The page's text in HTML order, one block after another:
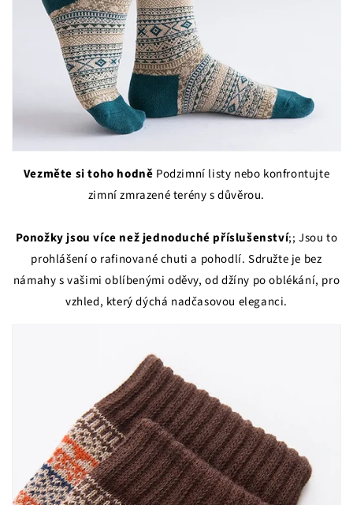
Vezměte si toho hodně Podzimní listy nebo konfrontujte
zimní zmrazené terény s důvěrou.
Ponožky jsou více než jednoduché příslušenství;; Jsou to
prohlášení o rafinované chuti a pohodlí. Sdružte je bez
námahy s vašimi oblíbenými oděvy, od džíny po oblékání, pro
vzhled, který dýchá nadčasovou eleganci.